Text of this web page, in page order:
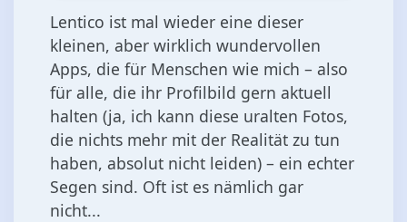
Lentico ist mal wieder eine dieser
kleinen, aber wirklich wundervollen
Apps, die für Menschen wie mich – also
für alle, die ihr Profilbild gern aktuell
halten (ja, ich kann diese uralten Fotos,
die nichts mehr mit der Realität zu tun
haben, absolut nicht leiden) – ein echter
Segen sind. Oft ist es nämlich gar
nicht...